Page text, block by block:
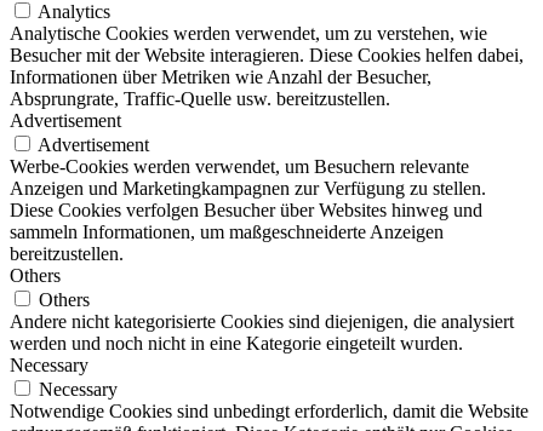
Analytics
Analytische Cookies werden verwendet, um zu verstehen, wie
Besucher mit der Website interagieren. Diese Cookies helfen dabei,
Informationen über Metriken wie Anzahl der Besucher,
Absprungrate, Traffic-Quelle usw. bereitzustellen.
Advertisement
Advertisement
Werbe-Cookies werden verwendet, um Besuchern relevante
Anzeigen und Marketingkampagnen zur Verfügung zu stellen.
Diese Cookies verfolgen Besucher über Websites hinweg und
sammeln Informationen, um maßgeschneiderte Anzeigen
bereitzustellen.
Others
Others
Andere nicht kategorisierte Cookies sind diejenigen, die analysiert
werden und noch nicht in eine Kategorie eingeteilt wurden.
Necessary
Necessary
Notwendige Cookies sind unbedingt erforderlich, damit die Website